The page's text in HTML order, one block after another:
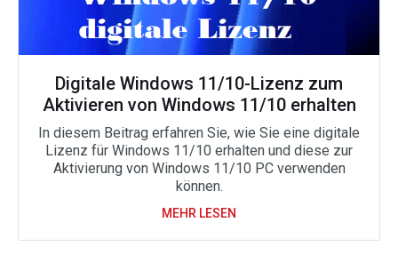
Digitale Windows 11/10-Lizenz zum
Aktivieren von Windows 11/10 erhalten
In diesem Beitrag erfahren Sie, wie Sie eine digitale
Lizenz für Windows 11/10 erhalten und diese zur
Aktivierung von Windows 11/10 PC verwenden
können.
MEHR LESEN